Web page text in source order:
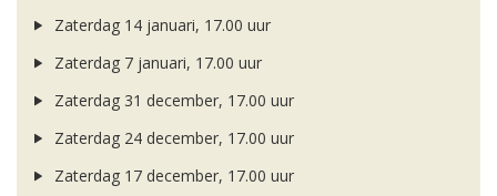
Zaterdag 14 januari, 17.00 uur
Zaterdag 7 januari, 17.00 uur
Zaterdag 31 december, 17.00 uur
Zaterdag 24 december, 17.00 uur
Zaterdag 17 december, 17.00 uur